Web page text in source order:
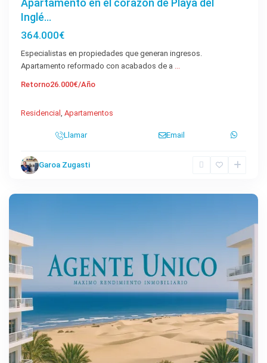
Apartamento en el corazón de Playa del
Inglé...
364.000€
Especialistas en propiedades que generan ingresos.
Apartamento reformado con acabados de a ...
Retorno26.000€/Año
Residencial , Apartamentos
Llamar Email
Garoa Zugasti